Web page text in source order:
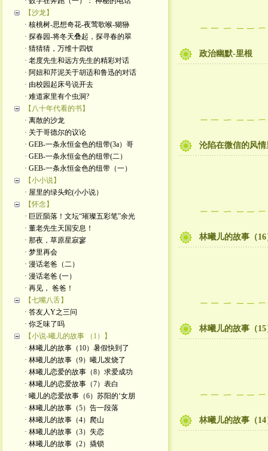
【沙龙】
· 核桃树-思想奇花-夜莺歌喉-猢狲
· 探春园-将冬天叠起，探寻春的翠
· 猜猜猜，万维十四钗
· 老度先生和远方先生的精彩对话
· 阿妞和芹泥关于胡适和鲁迅的对话
· 由校园起床号说开去
· 难道家里有个虫洞?
【八十年代看的书】
· 离散的沙龙
· 关于哥德尔的议论
· GEB-一条永恒金色的纽带(3a）哥
· GEB-一条永恒金色的纽带(二）
· GEB-一条永恒金色的纽带（一）
【小小说】
· 屋里的绿头蛇(小小说）
【怀念】
· 巨匠陨落！文坛“璀璨五彩笔”余光
· 董老先生天国安息！
· 那夜，草原星寂寥
· 梦里再会
· 漫话老爸（二）
· 漫话老爸 (一）
· 再见， 爸爸！
【七嘴八舌】
· 答友人Y之三问
· 你乏味了吗
【小说-曦儿的故事 （1）】
· 林曦儿的故事（10）暑假快到了
· 林曦儿的故事（9）曦儿发烧了
· 林曦儿恋爱的故事（8）求爱成功
· 林曦儿的恋爱故事（7）表白
· 曦儿的恋爱故事（6）苏阳的‘女朋
· 林曦儿的故事（5）告一段落
· 林曦儿的故事（4）爬山
· 林曦儿的故事（3）失恋
· 林曦儿的故事（2）撬锁
政治幽默-里根
沦陷在微信的风
林曦儿的故事（
林曦儿的故事（
林曦儿的故事（